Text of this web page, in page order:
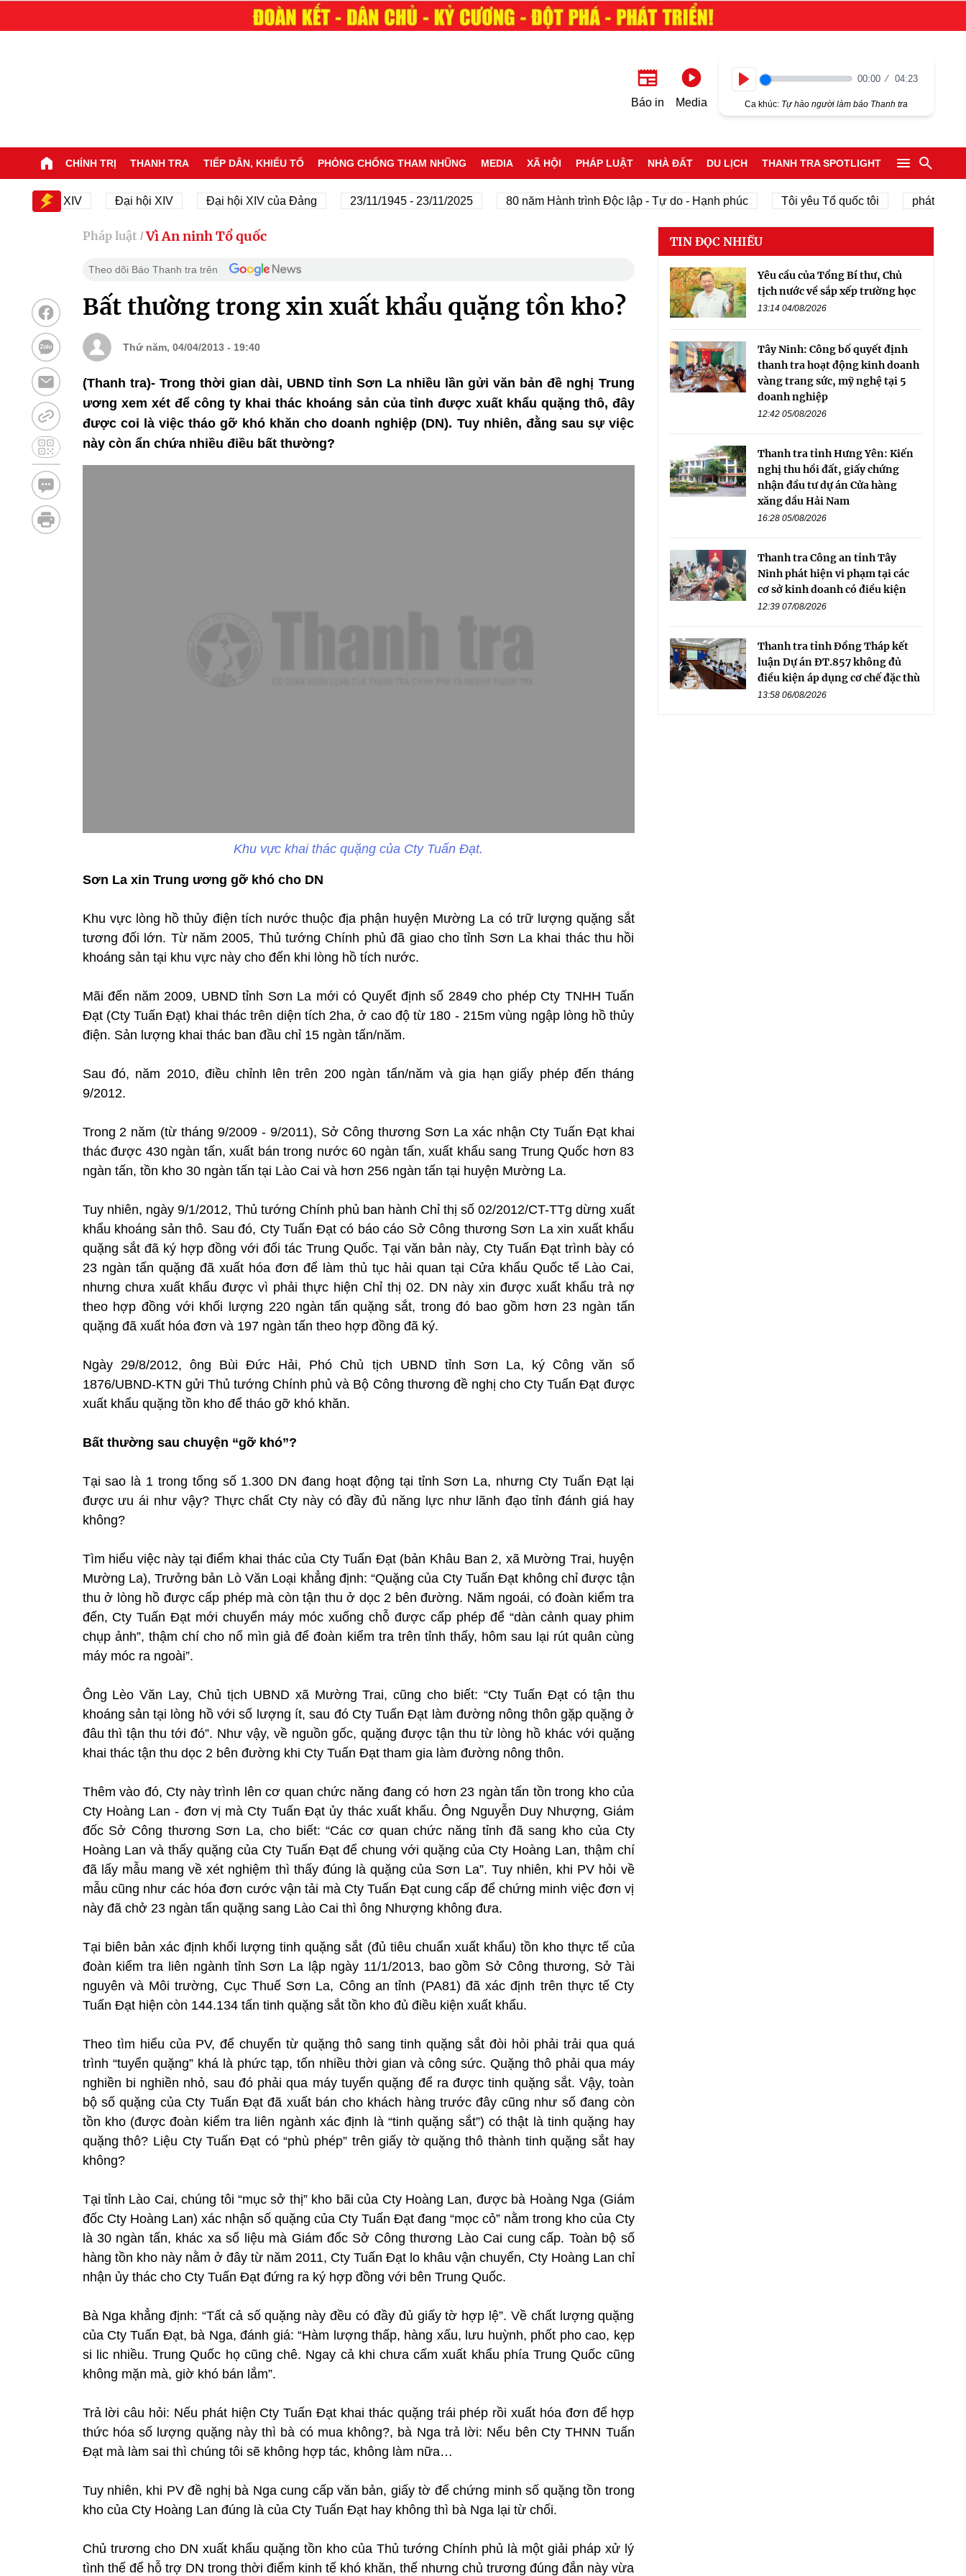
Báo in Media
00:00 04:23
Ca khúc: Tự hào người làm báo Thanh tra
CHÍNH TRỊ THANH TRA TIẾP DÂN, KHIẾU TỐ PHÒNG CHỐNG THAM NHŨNG MEDIA XÃ HỘI PHÁP LUẬT NHÀ ĐẤT DU LỊCH THANH TRA SPOTLIGHT
hội XIV Đại hội XIV Đại hội XIV của Đảng 23/11/1945 - 23/11/2025 80 năm Hành trình Độc lập - Tự do - Hạnh phúc Tôi yêu Tổ quốc tôi phát triển
Pháp luật / Vì An ninh Tổ quốc
Theo dõi Báo Thanh tra trên
Bất thường trong xin xuất khẩu quặng tồn kho?
Thứ năm, 04/04/2013 - 19:40
(Thanh tra)- Trong thời gian dài, UBND tỉnh Sơn La nhiều lần gửi văn bản đề nghị Trung
ương xem xét để công ty khai thác khoáng sản của tỉnh được xuất khẩu quặng thô, đây
được coi là việc tháo gỡ khó khăn cho doanh nghiệp (DN). Tuy nhiên, đằng sau sự việc
này còn ẩn chứa nhiều điều bất thường?
Khu vực khai thác quặng của Cty Tuấn Đạt.
Sơn La xin Trung ương gỡ khó cho DN
Khu vực lòng hồ thủy điện tích nước thuộc địa phận huyện Mường La có trữ lượng quặng sắt
tương đối lớn. Từ năm 2005, Thủ tướng Chính phủ đã giao cho tỉnh Sơn La khai thác thu hồi
khoáng sản tại khu vực này cho đến khi lòng hồ tích nước.
Mãi đến năm 2009, UBND tỉnh Sơn La mới có Quyết định số 2849 cho phép Cty TNHH Tuấn
Đạt (Cty Tuấn Đạt) khai thác trên diện tích 2ha, ở cao độ từ 180 - 215m vùng ngập lòng hồ thủy
điện. Sản lượng khai thác ban đầu chỉ 15 ngàn tấn/năm.
Sau đó, năm 2010, điều chỉnh lên trên 200 ngàn tấn/năm và gia hạn giấy phép đến tháng
9/2012.
Trong 2 năm (từ tháng 9/2009 - 9/2011), Sở Công thương Sơn La xác nhận Cty Tuấn Đạt khai
thác được 430 ngàn tấn, xuất bán trong nước 60 ngàn tấn, xuất khẩu sang Trung Quốc hơn 83
ngàn tấn, tồn kho 30 ngàn tấn tại Lào Cai và hơn 256 ngàn tấn tại huyện Mường La.
Tuy nhiên, ngày 9/1/2012, Thủ tướng Chính phủ ban hành Chỉ thị số 02/2012/CT-TTg dừng xuất
khẩu khoáng sản thô. Sau đó, Cty Tuấn Đạt có báo cáo Sở Công thương Sơn La xin xuất khẩu
quặng sắt đã ký hợp đồng với đối tác Trung Quốc. Tại văn bản này, Cty Tuấn Đạt trình bày có
23 ngàn tấn quặng đã xuất hóa đơn để làm thủ tục hải quan tại Cửa khẩu Quốc tế Lào Cai,
nhưng chưa xuất khẩu được vì phải thực hiện Chỉ thị 02. DN này xin được xuất khẩu trả nợ
theo hợp đồng với khối lượng 220 ngàn tấn quặng sắt, trong đó bao gồm hơn 23 ngàn tấn
quặng đã xuất hóa đơn và 197 ngàn tấn theo hợp đồng đã ký.
Ngày 29/8/2012, ông Bùi Đức Hải, Phó Chủ tịch UBND tỉnh Sơn La, ký Công văn số
1876/UBND-KTN gửi Thủ tướng Chính phủ và Bộ Công thương đề nghị cho Cty Tuấn Đạt được
xuất khẩu quặng tồn kho để tháo gỡ khó khăn.
Bất thường sau chuyện “gỡ khó”?
Tại sao là 1 trong tổng số 1.300 DN đang hoạt động tại tỉnh Sơn La, nhưng Cty Tuấn Đạt lại
được ưu ái như vậy? Thực chất Cty này có đầy đủ năng lực như lãnh đạo tỉnh đánh giá hay
không?
Tìm hiểu việc này tại điểm khai thác của Cty Tuấn Đạt (bản Khâu Ban 2, xã Mường Trai, huyện
Mường La), Trưởng bản Lò Văn Loại khẳng định: “Quặng của Cty Tuấn Đạt không chỉ được tận
thu ở lòng hồ được cấp phép mà còn tận thu ở dọc 2 bên đường. Năm ngoái, có đoàn kiểm tra
đến, Cty Tuấn Đạt mới chuyển máy móc xuống chỗ được cấp phép để “dàn cảnh quay phim
chụp ảnh”, thậm chí cho nổ mìn giả để đoàn kiểm tra trên tỉnh thấy, hôm sau lại rút quân cùng
máy móc ra ngoài”.
Ông Lèo Văn Lay, Chủ tịch UBND xã Mường Trai, cũng cho biết: “Cty Tuấn Đạt có tận thu
khoáng sản tại lòng hồ với số lượng ít, sau đó Cty Tuấn Đạt làm đường nông thôn gặp quặng ở
đâu thì tận thu tới đó”. Như vậy, về nguồn gốc, quặng được tận thu từ lòng hồ khác với quặng
khai thác tận thu dọc 2 bên đường khi Cty Tuấn Đạt tham gia làm đường nông thôn.
Thêm vào đó, Cty này trình lên cơ quan chức năng đang có hơn 23 ngàn tấn tồn trong kho của
Cty Hoàng Lan - đơn vị mà Cty Tuấn Đạt ủy thác xuất khẩu. Ông Nguyễn Duy Nhượng, Giám
đốc Sở Công thương Sơn La, cho biết: “Các cơ quan chức năng tỉnh đã sang kho của Cty
Hoàng Lan và thấy quặng của Cty Tuấn Đạt để chung với quặng của Cty Hoàng Lan, thậm chí
đã lấy mẫu mang về xét nghiệm thì thấy đúng là quặng của Sơn La”. Tuy nhiên, khi PV hỏi về
mẫu cũng như các hóa đơn cước vận tải mà Cty Tuấn Đạt cung cấp để chứng minh việc đơn vị
này đã chở 23 ngàn tấn quặng sang Lào Cai thì ông Nhượng không đưa.
Tại biên bản xác định khối lượng tinh quặng sắt (đủ tiêu chuẩn xuất khẩu) tồn kho thực tế của
đoàn kiểm tra liên ngành tỉnh Sơn La lập ngày 11/1/2013, bao gồm Sở Công thương, Sở Tài
nguyên và Môi trường, Cục Thuế Sơn La, Công an tỉnh (PA81) đã xác định trên thực tế Cty
Tuấn Đạt hiện còn 144.134 tấn tinh quặng sắt tồn kho đủ điều kiện xuất khẩu.
Theo tìm hiểu của PV, để chuyển từ quặng thô sang tinh quặng sắt đòi hỏi phải trải qua quá
trình “tuyển quặng” khá là phức tạp, tốn nhiều thời gian và công sức. Quặng thô phải qua máy
nghiền bi nghiền nhỏ, sau đó phải qua máy tuyển quặng để ra được tinh quặng sắt. Vậy, toàn
bộ số quặng của Cty Tuấn Đạt đã xuất bán cho khách hàng trước đây cũng như số đang còn
tồn kho (được đoàn kiểm tra liên ngành xác định là “tinh quặng sắt”) có thật là tinh quặng hay
quặng thô? Liệu Cty Tuấn Đạt có “phù phép” trên giấy tờ quặng thô thành tinh quặng sắt hay
không?
Tại tỉnh Lào Cai, chúng tôi “mục sở thị” kho bãi của Cty Hoàng Lan, được bà Hoàng Nga (Giám
đốc Cty Hoàng Lan) xác nhận số quặng của Cty Tuấn Đạt đang “mọc cỏ” nằm trong kho của Cty
là 30 ngàn tấn, khác xa số liệu mà Giám đốc Sở Công thương Lào Cai cung cấp. Toàn bộ số
hàng tồn kho này nằm ở đây từ năm 2011, Cty Tuấn Đạt lo khâu vận chuyển, Cty Hoàng Lan chỉ
nhận ủy thác cho Cty Tuấn Đạt đứng ra ký hợp đồng với bên Trung Quốc.
Bà Nga khẳng định: “Tất cả số quặng này đều có đầy đủ giấy tờ hợp lệ”. Về chất lượng quặng
của Cty Tuấn Đạt, bà Nga, đánh giá: “Hàm lượng thấp, hàng xấu, lưu huỳnh, phốt pho cao, kẹp
si lic nhiều. Trung Quốc họ cũng chê. Ngay cả khi chưa cấm xuất khẩu phía Trung Quốc cũng
không mặn mà, giờ khó bán lắm”.
Trả lời câu hỏi: Nếu phát hiện Cty Tuấn Đạt khai thác quặng trái phép rồi xuất hóa đơn để hợp
thức hóa số lượng quặng này thì bà có mua không?, bà Nga trả lời: Nếu bên Cty THNN Tuấn
Đạt mà làm sai thì chúng tôi sẽ không hợp tác, không làm nữa…
Tuy nhiên, khi PV đề nghị bà Nga cung cấp văn bản, giấy tờ để chứng minh số quặng tồn trong
kho của Cty Hoàng Lan đúng là của Cty Tuấn Đạt hay không thì bà Nga lại từ chối.
Chủ trương cho DN xuất khẩu quặng tồn kho của Thủ tướng Chính phủ là một giải pháp xử lý
tình thế để hỗ trợ DN trong thời điểm kinh tế khó khăn, thế nhưng chủ trương đúng đắn này vừa
TIN ĐỌC NHIỀU
Yêu cầu của Tổng Bí thư, Chủ
tịch nước về sắp xếp trường học
13:14 04/08/2026
Tây Ninh: Công bố quyết định
thanh tra hoạt động kinh doanh
vàng trang sức, mỹ nghệ tại 5
doanh nghiệp
12:42 05/08/2026
Thanh tra tỉnh Hưng Yên: Kiến
nghị thu hồi đất, giấy chứng
nhận đầu tư dự án Cửa hàng
xăng dầu Hải Nam
16:28 05/08/2026
Thanh tra Công an tỉnh Tây
Ninh phát hiện vi phạm tại các
cơ sở kinh doanh có điều kiện
12:39 07/08/2026
Thanh tra tỉnh Đồng Tháp kết
luận Dự án ĐT.857 không đủ
điều kiện áp dụng cơ chế đặc thù
13:58 06/08/2026